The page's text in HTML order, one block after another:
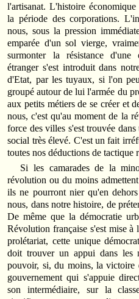
l'artisanat. L'histoire
la période des corporations.
nous, sous la pression
emparée d'un sol vierge,
surmonter la résistance
étranger s'est introduit dans
d'Etat, par les tuyaux, si l'on
groupé autour de lui l'armée du
aux petits métiers de se créer et
nous, c'est qu'au moment de la
force des villes s'est trouvée
social très élevé. C'est un fait
toutes nos déductions de tactique
Si les camarades de la
révolution ou du moins
ils ne pourront nier qu'en
nous, dans notre histoire, de
De même que la démocratie
Révolution française s'est mise
prolétariat, cette unique
doit trouver un appui dans les
pouvoir, si, du moins, la victoire
gouvernement qui s'appuie
son intermédiaire, sur la